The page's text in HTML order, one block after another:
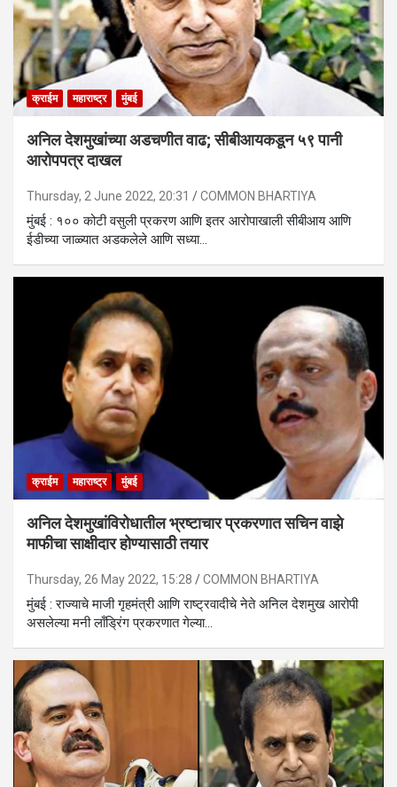
क्राईम महाराष्ट्र मुंबई
अनिल देशमुखांच्या अडचणीत वाढ; सीबीआयकडून ५९ पानी
आरोपपत्र दाखल
Thursday, 2 June 2022, 20:31 COMMON BHARTIYA
मुंबई : १०० कोटी वसुली प्रकरण आणि इतर आरोपाखाली सीबीआय आणि
ईडीच्या जाळ्यात अडकलेले आणि सध्या…
क्राईम महाराष्ट्र मुंबई
अनिल देशमुखांविरोधातील भ्रष्टाचार प्रकरणात सचिन वाझे
माफीचा साक्षीदार होण्यासाठी तयार
Thursday, 26 May 2022, 15:28 COMMON BHARTIYA
मुंबई : राज्याचे माजी गृहमंत्री आणि राष्ट्रवादीचे नेते अनिल देशमुख आरोपी
असलेल्या मनी लाँड्रिंग प्रकरणात गेल्या…